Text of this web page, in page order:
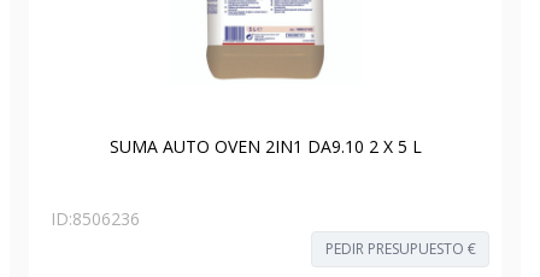
SUMA AUTO OVEN 2IN1 DA9.10 2 X 5 L
ID:8506236
PEDIR PRESUPUESTO €